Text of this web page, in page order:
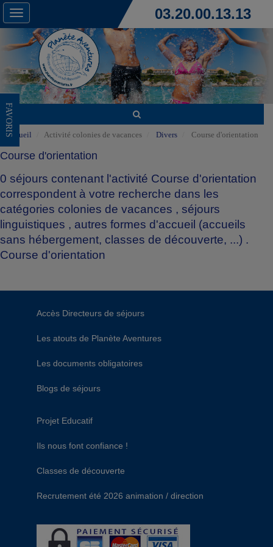
Toggle
navigation
03.20.00.13.13
FAVORIS
Accueil Activité colonies de vacances Divers Course d'orientation
Course d'orientation
0 séjours contenant l'activité Course d'orientation
correspondent à votre recherche dans les
catégories colonies de vacances , séjours
linguistiques , autres formes d'accueil (accueils
sans hébergement, classes de découverte, ...) .
Course d'orientation
Accès Directeurs de séjours
Les atouts de Planète Aventures
Les documents obligatoires
Blogs de séjours
Projet Educatif
Ils nous font confiance !
Classes de découverte
Recrutement été 2026 animation / direction